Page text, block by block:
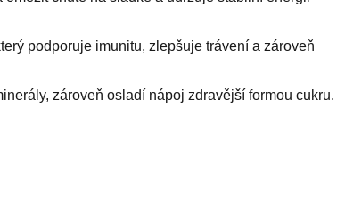
podporuje imunitu, zlepšuje trávení a zároveň
zároveň osladí nápoj zdravější formou cukru.